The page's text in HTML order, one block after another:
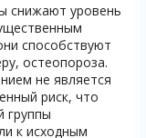
снижают уровень
способствуют
остеопороза.
не является
риск, что
группы
к исходным